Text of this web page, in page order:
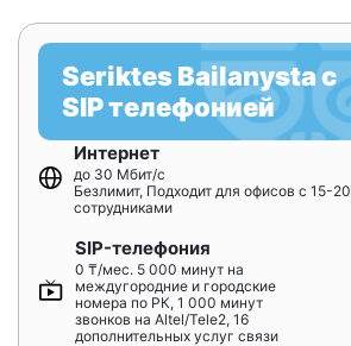
Seriktes Bailanysta с
SIP телефонией
Интернет
до 30 Мбит/с
Безлимит, Подходит для офисов с 15-20
сотрудниками
SIP-телефония
0 ₸/мес. 5 000 минут на
междугородние и городские
номера по РК, 1 000 минут
звонков на Altel/Tele2, 16
дополнительных услуг связи